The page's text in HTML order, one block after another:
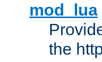
mod_lua
the